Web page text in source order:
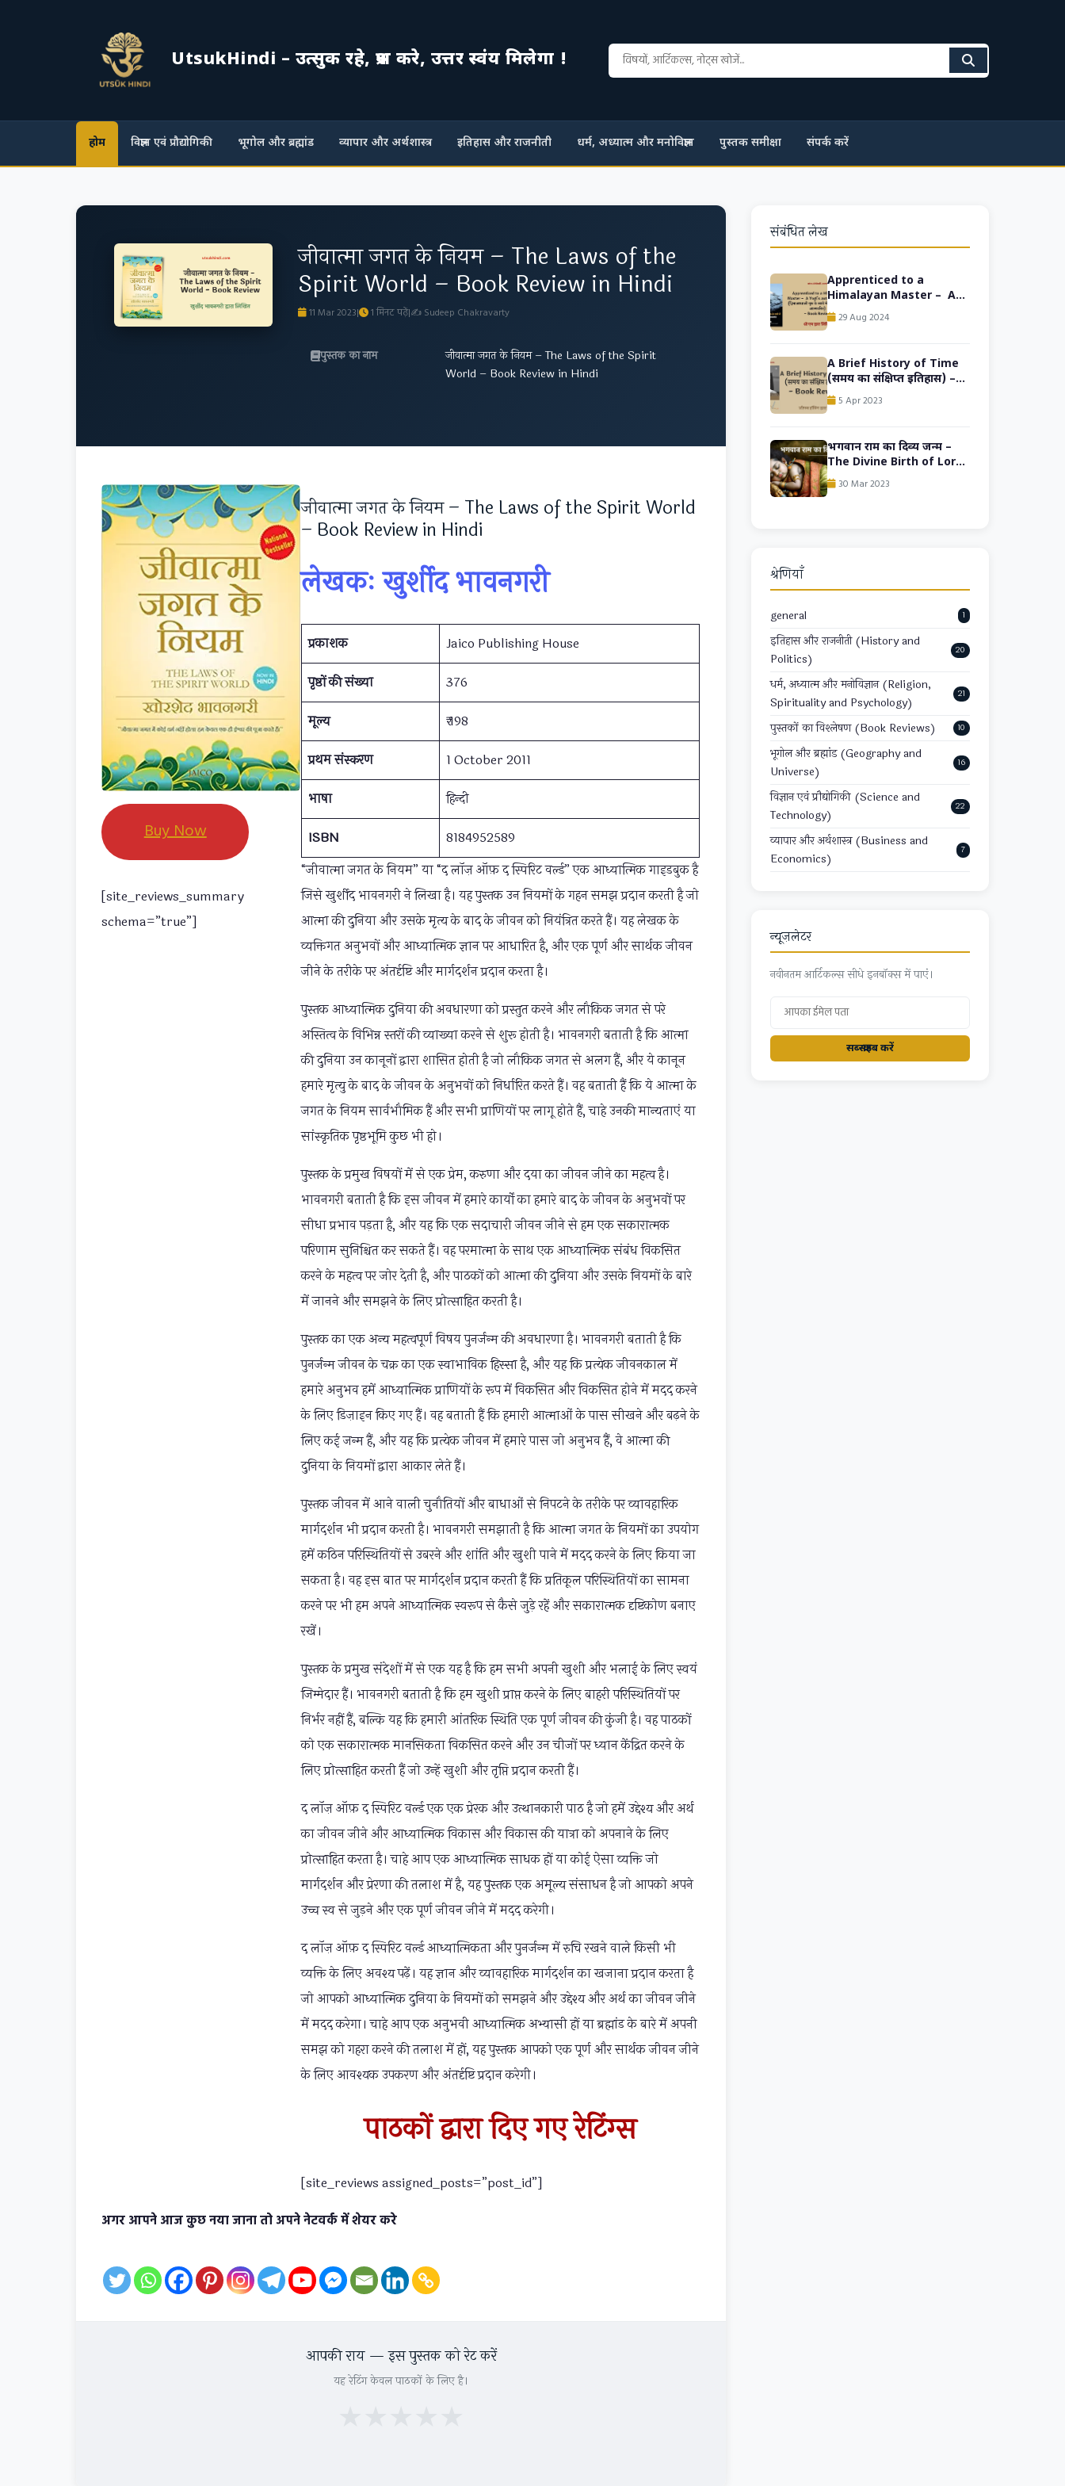
UtsukHindi – उत्सुक रहे, प्रश्न करे, उत्तर स्वंय मिलेगा !
होम विज्ञान एवं प्रौद्योगिकी भूगोल और ब्रह्मांड व्यापार और अर्थशास्त्र इतिहास और राजनीती धर्म, अध्यात्म और मनोविज्ञान पुस्तक समीक्षा संपर्क करें
जीवात्मा जगत के नियम – The Laws of the
Spirit World – Book Review in Hindi
11 Mar 2023| 1 मिनट पढ़ें|✍ Sudeep Chakravarty
पुस्तक का नाम
जीवात्मा जगत के नियम – The Laws of the Spirit
World – Book Review in Hindi
Buy Now
[site_reviews_summary
schema=”true”]
जीवात्मा जगत के नियम – The Laws of the Spirit World
– Book Review in Hindi
लेखकः खुर्शीद भावनगरी
प्रकाशक
Jaico Publishing House
पृष्ठों की संख्या
376
मूल्य
₹ 198
प्रथम संस्करण
1 October 2011
भाषा
हिन्दी
ISBN
8184952589
“जीवात्मा जगत के नियम” या “द लॉज़ ऑफ़ द स्पिरिट वर्ल्ड” एक आध्यात्मिक गाइडबुक है
जिसे खुर्शीद भावनगरी ने लिखा है। यह पुस्तक उन नियमों के गहन समझ प्रदान करती है जो
आत्मा की दुनिया और उसके मृत्य के बाद के जीवन को नियंत्रित करते हैं। यह लेखक के
व्यक्तिगत अनुभवों और आध्यात्मिक ज्ञान पर आधारित है, और एक पूर्ण और सार्थक जीवन
जीने के तरीके पर अंतर्दृष्टि और मार्गदर्शन प्रदान करता है।
पुस्तक आध्यात्मिक दुनिया की अवधारणा को प्रस्तुत करने और लौकिक जगत से परे
अस्तित्व के विभिन्न स्तरों की व्याख्या करने से शुरू होती है। भावनगरी बताती है कि आत्मा
की दुनिया उन कानूनों द्वारा शासित होती है जो लौकिक जगत से अलग हैं, और ये कानून
हमारे मृत्यु के बाद के जीवन के अनुभवों को निर्धारित करते हैं। वह बताती हैं कि ये आत्मा के
जगत के नियम सार्वभौमिक हैं और सभी प्राणियों पर लागू होते हैं, चाहे उनकी मान्यताएं या
सांस्कृतिक पृष्ठभूमि कुछ भी हो।
पुस्तक के प्रमुख विषयों में से एक प्रेम, करुणा और दया का जीवन जीने का महत्व है।
भावनगरी बताती है कि इस जीवन में हमारे कार्यों का हमारे बाद के जीवन के अनुभवों पर
सीधा प्रभाव पड़ता है, और यह कि एक सदाचारी जीवन जीने से हम एक सकारात्मक
परिणाम सुनिश्चित कर सकते हैं। वह परमात्मा के साथ एक आध्यात्मिक संबंध विकसित
करने के महत्व पर जोर देती है, और पाठकों को आत्मा की दुनिया और उसके नियमों के बारे
में जानने और समझने के लिए प्रोत्साहित करती है।
पुस्तक का एक अन्य महत्वपूर्ण विषय पुनर्जन्म की अवधारणा है। भावनगरी बताती है कि
पुनर्जन्म जीवन के चक्र का एक स्वाभाविक हिस्सा है, और यह कि प्रत्येक जीवनकाल में
हमारे अनुभव हमें आध्यात्मिक प्राणियों के रूप में विकसित और विकसित होने में मदद करने
के लिए डिज़ाइन किए गए हैं। वह बताती हैं कि हमारी आत्माओं के पास सीखने और बढ़ने के
लिए कई जन्म हैं, और यह कि प्रत्येक जीवन में हमारे पास जो अनुभव हैं, वे आत्मा की
दुनिया के नियमों द्वारा आकार लेते हैं।
पुस्तक जीवन में आने वाली चुनौतियों और बाधाओं से निपटने के तरीके पर व्यावहारिक
मार्गदर्शन भी प्रदान करती है। भावनगरी समझाती है कि आत्मा जगत के नियमों का उपयोग
हमें कठिन परिस्थितियों से उबरने और शांति और खुशी पाने में मदद करने के लिए किया जा
सकता है। वह इस बात पर मार्गदर्शन प्रदान करती हैं कि प्रतिकूल परिस्थितियों का सामना
करने पर भी हम अपने आध्यात्मिक स्वरूप से कैसे जुड़े रहें और सकारात्मक दृष्टिकोण बनाए
रखें।
पुस्तक के प्रमुख संदेशों में से एक यह है कि हम सभी अपनी खुशी और भलाई के लिए स्वयं
जिम्मेदार हैं। भावनगरी बताती है कि हम खुशी प्राप्त करने के लिए बाहरी परिस्थितियों पर
निर्भर नहीं हैं, बल्कि यह कि हमारी आंतरिक स्थिति एक पूर्ण जीवन की कुंजी है। वह पाठकों
को एक सकारात्मक मानसिकता विकसित करने और उन चीजों पर ध्यान केंद्रित करने के
लिए प्रोत्साहित करती हैं जो उन्हें खुशी और तृप्ति प्रदान करती हैं।
द लॉज़ ऑफ़ द स्पिरिट वर्ल्ड एक एक प्रेरक और उत्थानकारी पाठ है जो हमें उद्देश्य और अर्थ
का जीवन जीने और आध्यात्मिक विकास और विकास की यात्रा को अपनाने के लिए
प्रोत्साहित करता है। चाहे आप एक आध्यात्मिक साधक हों या कोई ऐसा व्यक्ति जो
मार्गदर्शन और प्रेरणा की तलाश में है, यह पुस्तक एक अमूल्य संसाधन है जो आपको अपने
उच्च स्व से जुड़ने और एक पूर्ण जीवन जीने में मदद करेगी।
द लॉज़ ऑफ़ द स्पिरिट वर्ल्ड आध्यात्मिकता और पुनर्जन्म में रुचि रखने वाले किसी भी
व्यक्ति के लिए अवश्य पढ़ें। यह ज्ञान और व्यावहारिक मार्गदर्शन का खजाना प्रदान करता है
जो आपको आध्यात्मिक दुनिया के नियमों को समझने और उद्देश्य और अर्थ का जीवन जीने
में मदद करेगा। चाहे आप एक अनुभवी आध्यात्मिक अभ्यासी हों या ब्रह्मांड के बारे में अपनी
समझ को गहरा करने की तलाश में हों, यह पुस्तक आपको एक पूर्ण और सार्थक जीवन जीने
के लिए आवश्यक उपकरण और अंतर्दृष्टि प्रदान करेगी।
पाठकों द्वारा दिए गए रेटिंग्स
[site_reviews assigned_posts=”post_id”]
अगर आपने आज कुछ नया जाना तो अपने नेटवर्क में शेयर करे
आपकी राय — इस पुस्तक को रेट करें
यह रेटिंग केवल पाठकों के लिए है।
संबंधित लेख
Apprenticed to a
Himalayan Master – A
Yogi’s autobiography
(हिमालयवासी गुरु के साये में: एक
Book Review
29 Aug 2024
A Brief History of Time
(समय का संक्षिप्त इतिहास) –
Hindi Book Review
5 Apr 2023
भगवान राम का दिव्य जन्म –
The Divine Birth of Lord
Rama
30 Mar 2023
श्रेणियाँ
general 1
इतिहास और राजनीती (History and
Politics)
20
धर्म, अध्यात्म और मनोविज्ञान (Religion,
Spirituality and Psychology)
21
पुस्तकों का विश्लेषण (Book Reviews) 10
भूगोल और ब्रह्मांड (Geography and
Universe)
16
विज्ञान एवं प्रौद्योगिकी (Science and
Technology)
22
व्यापार और अर्थशास्त्र (Business and
Economics)
7
न्यूज़लेटर
नवीनतम आर्टिकल्स सीधे इनबॉक्स में पाएं।
सब्स्क्राइब करें